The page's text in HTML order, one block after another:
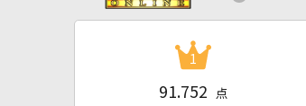
1
91.752
点